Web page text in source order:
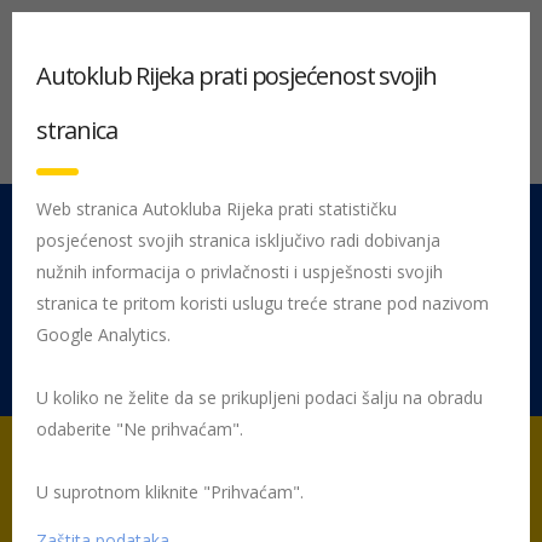
051 212 442 Centrala
Pon - Pet 08:00 - 16:00
Rujevica 9/1, 51000 Rijeka
Početna Posljednje objavljene novosti
Autoklub Rijeka prati posjećenost svojih
stranica
Web stranica Autokluba Rijeka prati statističku
posjećenost svojih stranica isključivo radi dobivanja
nužnih informacija o privlačnosti i uspješnosti svojih
stranica te pritom koristi uslugu treće strane pod nazivom
Google Analytics.
U koliko ne želite da se prikupljeni podaci šalju na obradu
odaberite "Ne prihvaćam".
U suprotnom kliknite "Prihvaćam".